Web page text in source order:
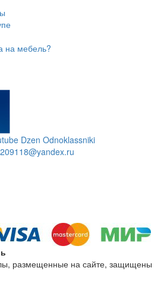
на мебель?
Dzen Odnoklassniki
размещенные на сайте, защищены